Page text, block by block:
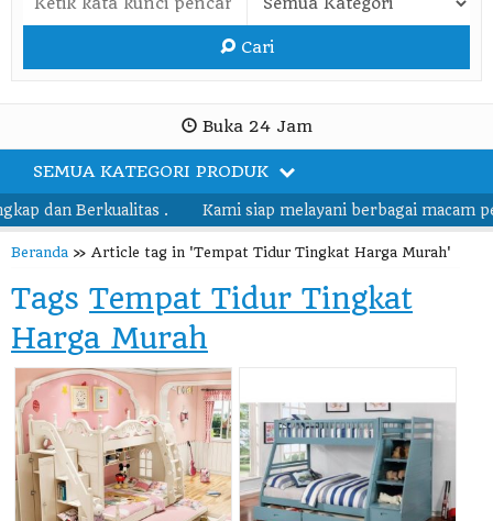
Cari
Buka 24 Jam
SEMUA KATEGORI PRODUK
dan Berkualitas . Kami siap melayani berbagai macam
Beranda » Article tag in 'Tempat Tidur Tingkat Harga Murah'
Tags Tempat Tidur Tingkat
Harga Murah